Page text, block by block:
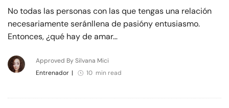
No todas las personas con las que tengas una relación
necesariamente seránllena de pasióny entusiasmo.
Entonces, ¿qué hay de amar…
Approved By Silvana Mici
Entrenador | 10 min read